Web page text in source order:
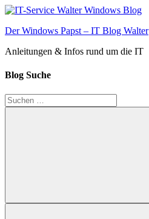
Zum
springen
Der Windows Papst – IT Blog Walter
Anleitungen & Infos rund um die IT
Blog Suche
Suchen
nach:
Suchen